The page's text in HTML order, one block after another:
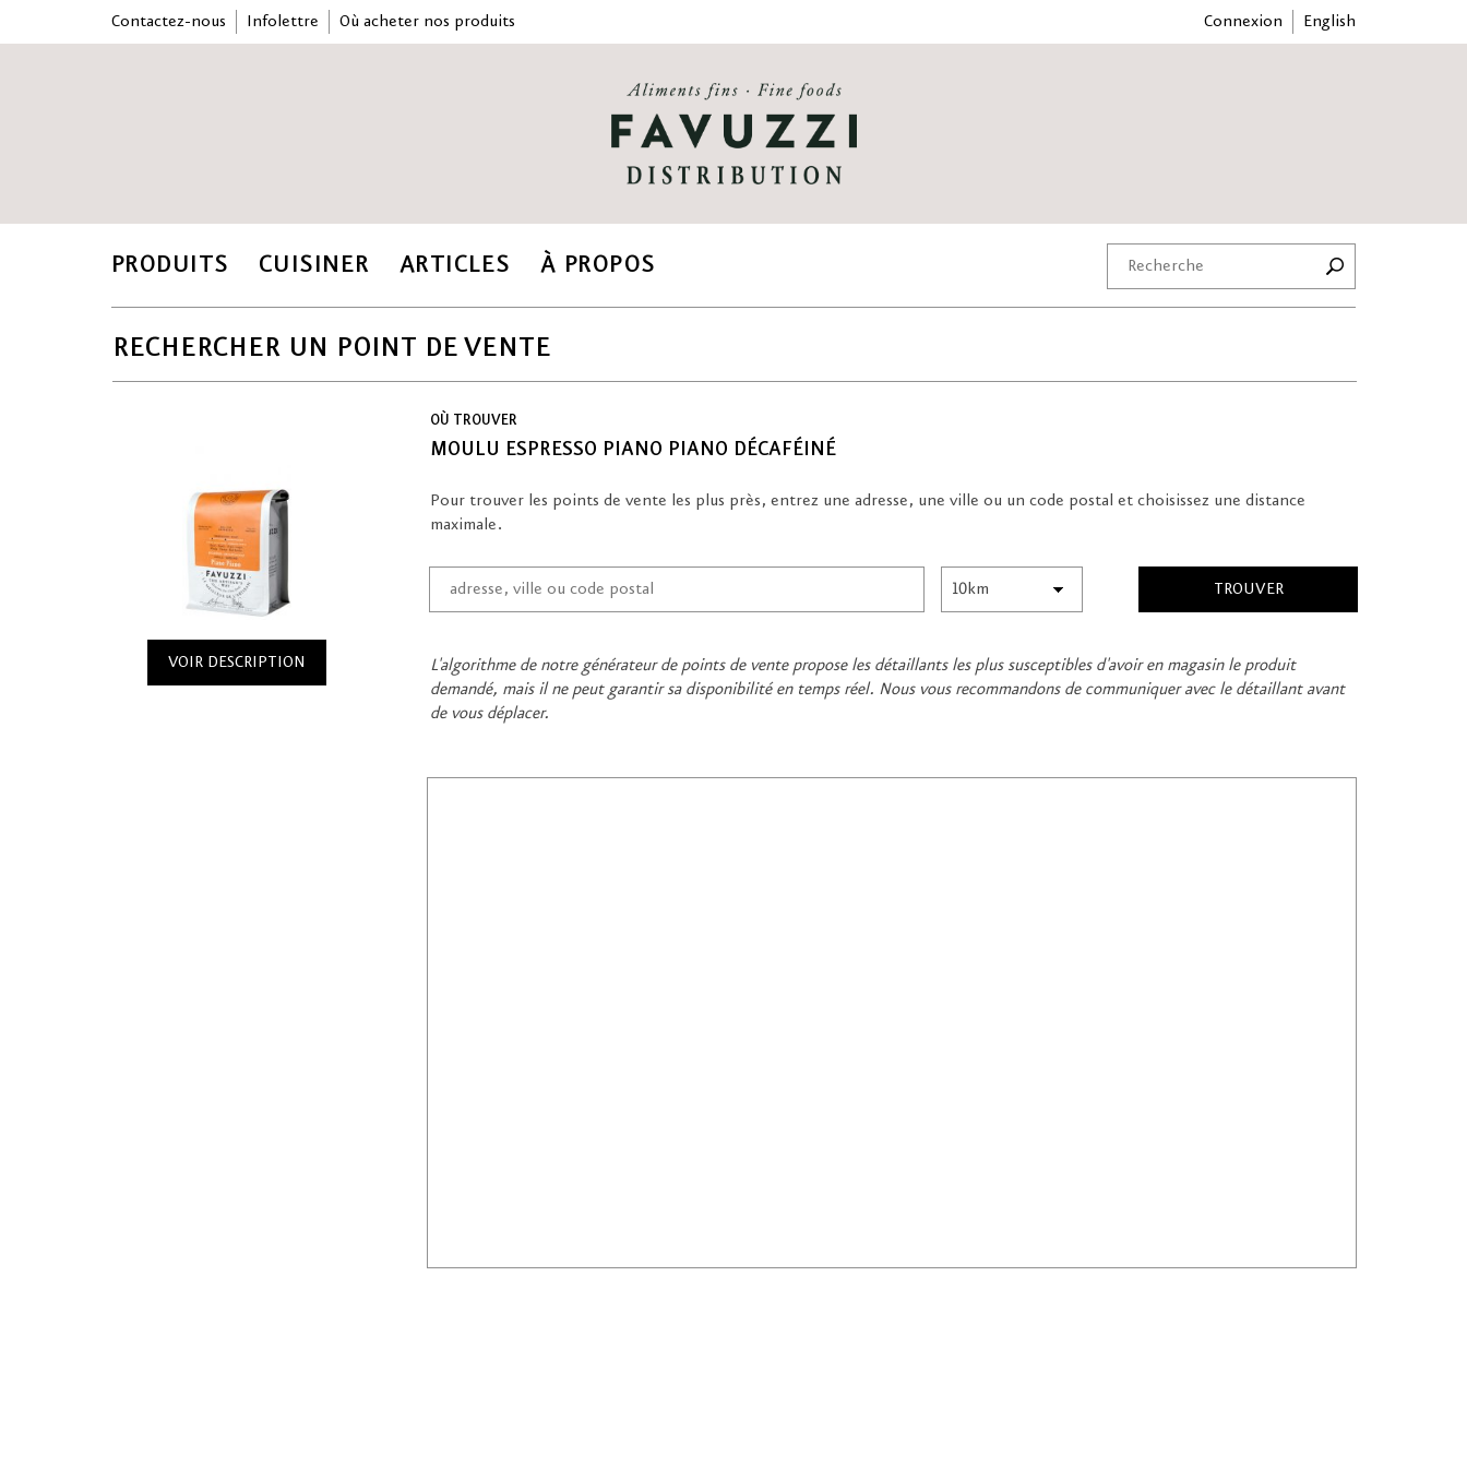
Contactez-nous Infolettre Où acheter nos produits Connexion English
PRODUITS CUISINER ARTICLES À PROPOS
RECHERCHER UN POINT DE VENTE
VOIR DESCRIPTION
OÙ TROUVER
MOULU ESPRESSO PIANO PIANO DÉCAFÉINÉ
Pour trouver les points de vente les plus près, entrez une adresse, une ville ou un code postal et choisissez une distance
maximale.
L'algorithme de notre générateur de points de vente propose les détaillants les plus susceptibles d'avoir en magasin le produit
demandé, mais il ne peut garantir sa disponibilité en temps réel. Nous vous recommandons de communiquer avec le détaillant avant
de vous déplacer.